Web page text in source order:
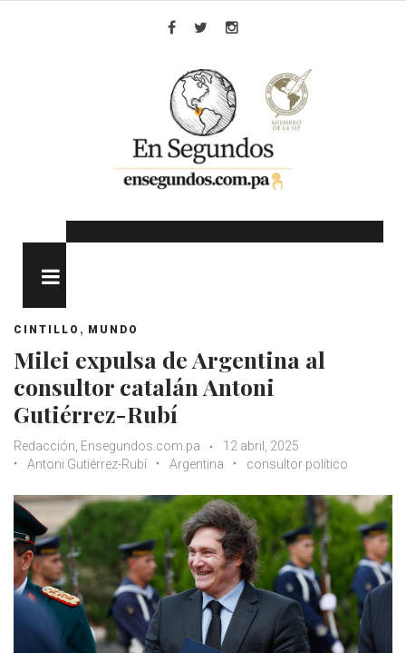
CINTILLO , MUNDO
Milei expulsa de Argentina al
consultor catalán Antoni
Gutiérrez-Rubí
Redacción, Ensegundos.com.pa
12 abril, 2025
Antoni Gutiérrez-Rubí
Argentina consultor político